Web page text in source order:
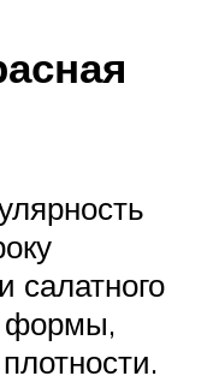
салатного
формы,